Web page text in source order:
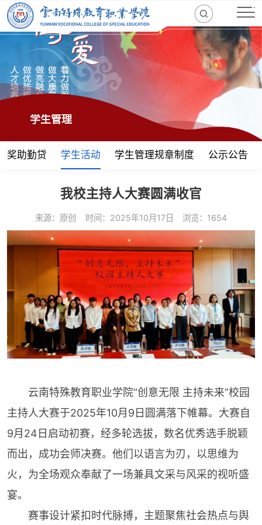
学生管理
奖助勤贷 学生活动 学生管理规章制度 公示公告
我校主持人大赛圆满收官
来源：原创 时间：2025年10月17日 浏览：1654
云南特殊教育职业学院“创意无限 主持未来”校园
主持人大赛于2025年10月9日圆满落下帷幕。大赛自
9月24日启动初赛，经多轮选拔，数名优秀选手脱颖
而出，成功会师决赛。他们以语言为刃，以思维为
火，为全场观众奉献了一场兼具文采与风采的视听盛
宴。
赛事设计紧扣时代脉搏，主题聚焦社会热点与舆